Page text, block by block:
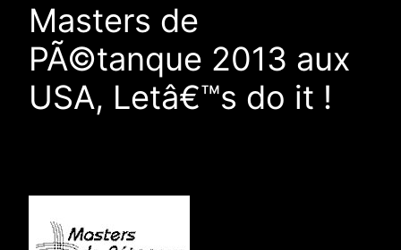
Masters de
PÃ©tanque 2013 aux
USA, Letâ€™s do it !